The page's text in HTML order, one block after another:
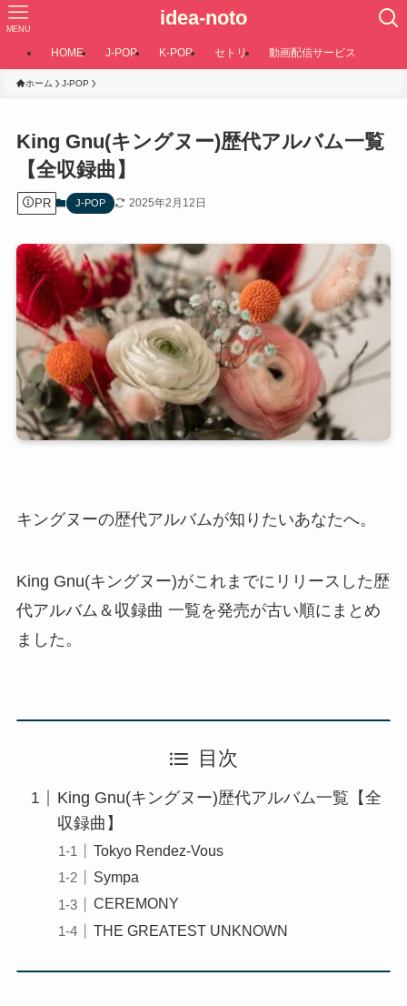
idea-noto
MENU
HOME J-POP K-POP セトリ 動画配信サービス
ホーム J-POP
King Gnu(キングヌー)歴代アルバム一覧
【全収録曲】
PR J-POP 2025年2月12日
キングヌーの歴代アルバムが知りたいあなたへ。
King Gnu(キングヌー)がこれまでにリリースした歴
代アルバム＆収録曲 一覧を発売が古い順にまとめ
ました。
目次
King Gnu(キングヌー)歴代アルバム一覧【全
収録曲】
Tokyo Rendez-Vous
Sympa
CEREMONY
THE GREATEST UNKNOWN